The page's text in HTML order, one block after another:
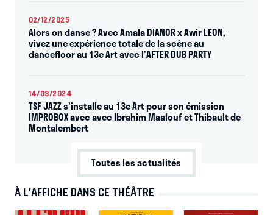
02/12/2025
Alors on danse ? Avec Amala DIANOR x Awir LEON,
vivez une expérience totale de la scène au
dancefloor au 13e Art avec l'AFTER DUB PARTY
14/03/2024
TSF JAZZ s'installe au 13e Art pour son émission
IMPROBOX avec avec Ibrahim Maalouf et Thibault de
Montalembert
Toutes les actualités
À L’AFFICHE DANS CE THÉÂTRE